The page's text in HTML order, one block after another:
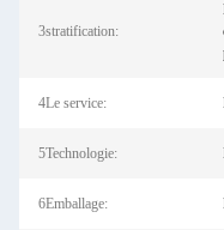
3stratification:
4Le service:
5Technologie:
6Emballage: